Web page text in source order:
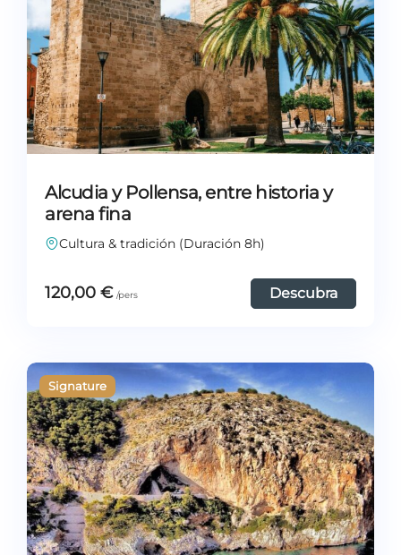
Alcudia y Pollensa, entre historia y
arena fina
Cultura & tradición (Duración 8h)
120,00 € Descubra